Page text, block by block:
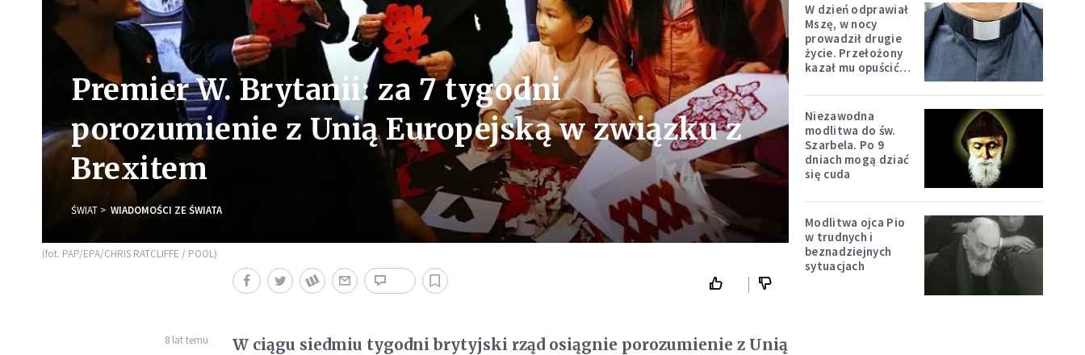
Premier W. Brytanii: za 7 tygodni
porozumienie z Unią Europejską w związku z
Brexitem
ŚWIAT WIADOMOŚCI ZE ŚWIATA
(fot. PAP/EPA/CHRIS RATCLIFFE / POOL)
8 lat temu
W ciągu siedmiu tygodni brytyjski rząd osiągnie porozumienie z Unią
W dzień odprawiał
Mszę, w nocy
prowadził drugie
życie. Przełożony
kazał mu opuścić
Niezawodna
modlitwa do św.
Szarbela. Po 9
dniach mogą dziać
się cuda
Modlitwa ojca Pio
w trudnych i
beznadziejnych
sytuacjach